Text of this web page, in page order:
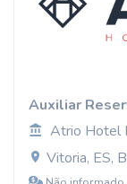
Auxiliar
Atrio Hotel
Vitoria, ES,